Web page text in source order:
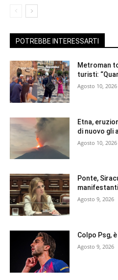
POTREBBE INTERESSARTI
Metroman
turisti:
Agosto 10, 2026
Etna,
di nuovo gli
Agosto 10, 2026
Ponte,
Agosto 9, 2026
Colpo Psg,
Agosto 9, 2026